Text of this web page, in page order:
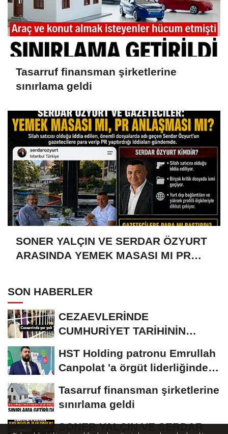
Tasarruf finansman şirketlerine
sınırlama geldi
SONER YALÇIN VE SERDAR ÖZYURT
ARASINDA YEMEK MASASI MI PR
SON HABERLER
CEZAEVLERİNDE
CUMHURİYET TARİHİNİN
KİŞİ...
HST Holding patronu Emrullah
Canpolat 'a örgüt liderliğinden
Tasarruf finansman şirketlerine
sınırlama geldi
SONER YALÇIN VE SERDAR